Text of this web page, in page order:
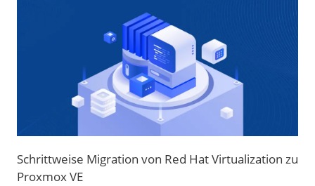
Schrittweise Migration von Red Hat Virtualization zu
Proxmox VE